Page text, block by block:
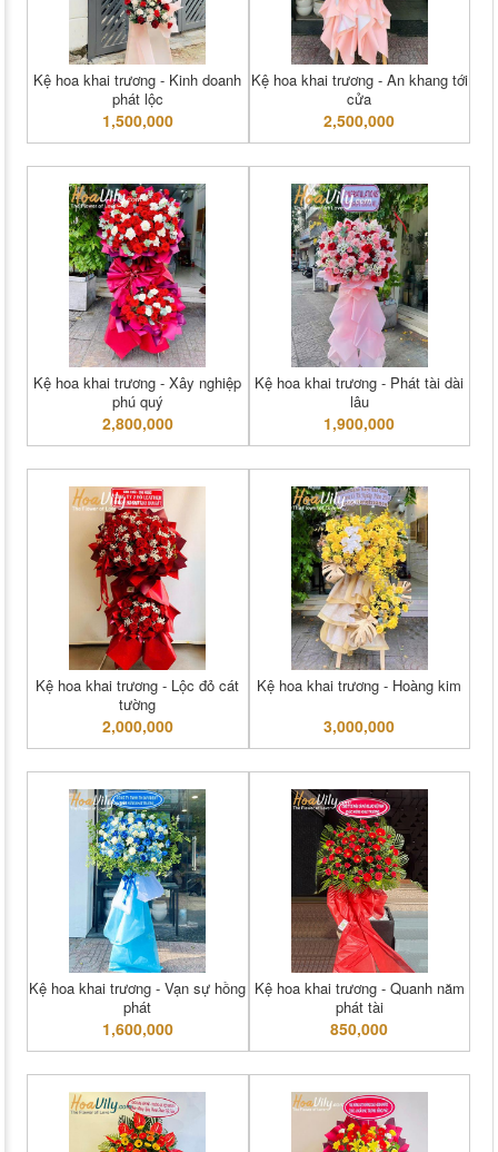
Kệ hoa khai trương - Kinh doanh
phát lộc
1,500,000
Kệ hoa khai trương - An khang tới
cửa
2,500,000
Kệ hoa khai trương - Xây nghiệp
phú quý
2,800,000
Kệ hoa khai trương - Phát tài dài
lâu
1,900,000
Kệ hoa khai trương - Lộc đỏ cát
tường
2,000,000
Kệ hoa khai trương - Hoàng kim
3,000,000
Kệ hoa khai trương - Vạn sự hồng
phát
1,600,000
Kệ hoa khai trương - Quanh năm
phát tài
850,000